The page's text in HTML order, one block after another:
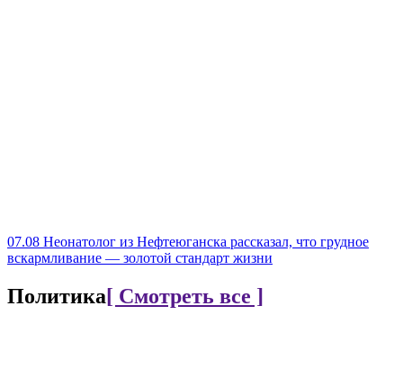
07.08 Неонатолог из Нефтеюганска рассказал, что грудное
вскармливание — золотой стандарт жизни
Политика[ Смотреть все ]